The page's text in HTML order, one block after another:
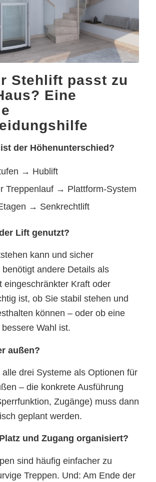
Stehlift passt zu
Eine
der Höhenunterschied?
→ Hublift
Treppenlauf → Plattform-System
→ Senkrechtlift
Lift genutzt?
kann und sicher
andere Details als
eingeschränkter Kraft oder
ist, ob Sie stabil stehen und
können – oder ob eine
Wahl ist.
außen?
drei Systeme als Optionen für
– die konkrete Ausführung
Zugänge) muss dann
geplant werden.
und Zugang organisiert?
sind häufig einfacher zu
Treppen. Und: Am Ende der